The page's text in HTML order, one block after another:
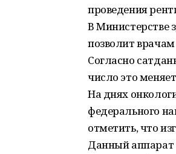
проведения
В Министерстве
позволит
Согласно
число это
На днях
федерального
отметить, что
Данный аппарат